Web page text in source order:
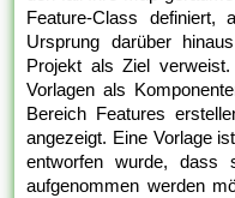
Feature-Class definiert,
Ursprung darüber
Projekt als Ziel verweist.
Vorlagen als
Bereich Features
angezeigt. Eine Vorlage
entworfen wurde, dass
aufgenommen werden